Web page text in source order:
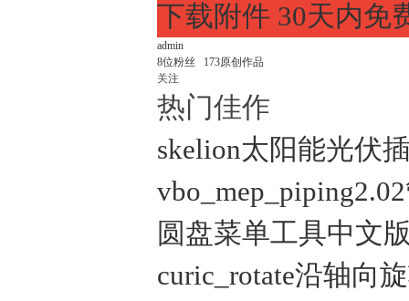
下载附件 30天内免
admin
8位粉丝 173原创作品
关注
热门佳作
skelion太阳能光伏
圆盘菜单工具中文
curic_rotate沿轴向